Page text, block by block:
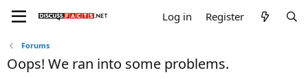
Log in Register
Forums
Oops! We ran into some problems.